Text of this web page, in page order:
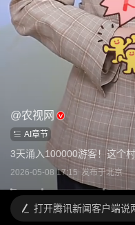
@农视网
AI章节
3天涌入100000游客！这个
2026-05-08 17:15 发布于北京
打开腾讯新闻客户端说